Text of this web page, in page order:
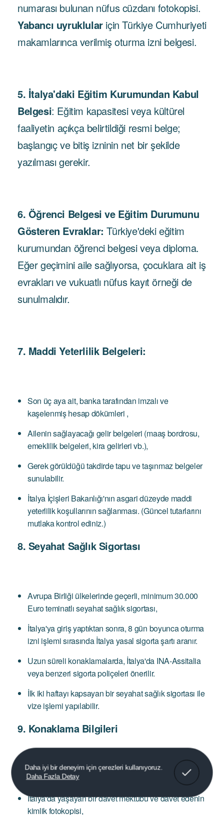
Daha iyi bir deneyim için çerezleri kullanıyoruz.
Daha Fazla Detay
Anladım!
numarası bulunan nüfus cüzdanı fotokopisi.
Yabancı uyruklulariçin Türkiye Cumhuriyeti
makamlarınca verilmiş oturma izni belgesi.
5. İtalya'daki Eğitim Kurumundan Kabul
Belgesi: Eğitim kapasitesi veya kültürel
faaliyetin açıkça belirtildiği resmi belge;
başlangıç ​​ve bitiş izninin net bir şekilde
yazılması gerekir.
6. Öğrenci Belgesi ve Eğitim Durumunu
Gösteren Evraklar: Türkiye'deki eğitim
kurumundan öğrenci belgesi veya diploma.
Eğer geçimini aile sağlıyorsa, çocuklara ait iş
evrakları ve vukuatlı nüfus kayıt örneği de
sunulmalıdır.
7. Maddi Yeterlilik Belgeleri:
Son üç aya ait, banka tarafından imzalı ve
kaşelenmiş hesap dökümleri ,
Ailenin sağlayacağı gelir belgeleri (maaş bordrosu,
emeklilik belgeleri, kira gelirleri vb.),
Gerek görüldüğü takdirde tapu ve taşınmaz belgeler
sunulabilir.
İtalya İçişleri Bakanlığı'nın asgari düzeyde maddi
yeterlilik koşullarının sağlanması. (Güncel tutarlarını
mutlaka kontrol ediniz.)
8. Seyahat Sağlık Sigortası
Avrupa Birliği ülkelerinde geçerli, minimum 30.000
Euro teminatlı seyahat sağlık sigortası,
İtalya'ya giriş yaptıktan sonra, 8 gün boyunca oturma
izni işlemi sırasında İtalya yasal sigorta şartı aranır.
Uzun süreli konaklamalarda, İtalya'da INA-Assitalia
veya benzeri sigorta poliçeleri önerilir.
İlk iki haftayı kapsayan bir seyahat sağlık sigortası ile
vize işlemi yapılabilir.
9. Konaklama Bilgileri
İtalya'daki konaklama rezervasyonları,
İtalya'da yaşayan bir davet mektubu ve davet edenin
kimlik fotokopisi,